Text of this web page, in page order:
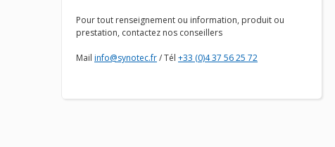
Pour tout renseignement ou information, produit ou
prestation, contactez nos conseillers
Mail info@synotec.fr/ Tél +33 (0)4 37 56 25 72